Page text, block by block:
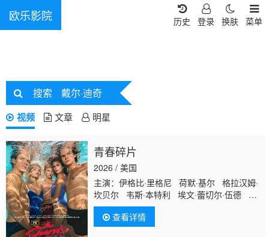
欧乐影院 菜单
换肤
登录
历史
搜索 戴尔·迪奇
视频 文章 明星
青春碎片
2026 / 美国
主演：伊格比·里格尼 荷默·基尔 格拉汉姆·
坎贝尔 韦斯·本特利 埃文·蕾切尔·伍德 凯
雅·基伯 海斯·华纳 Jordan Roth Sierra
Stoliar 丹尼尔·戴尔 克里斯·康纳 Bella
Valdes Constantine Malahias Cortés
查看详情